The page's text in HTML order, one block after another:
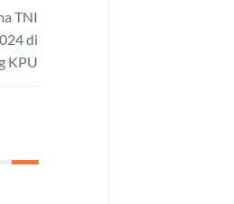
TNI
di
KPU